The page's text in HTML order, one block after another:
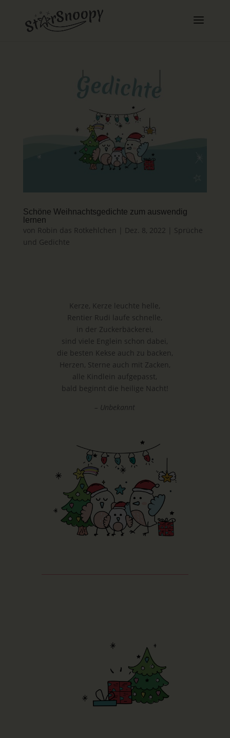
Schöne Weihnachtsgedichte zum auswendig
lernen
von Robin das Rotkehlchen Dez. 8, 2022
Sprüche
und Gedichte
Kerze, Kerze leuchte helle,
Rentier Rudi laufe schnelle,
in der Zuckerbäckerei,
sind viele Englein schon dabei,
die besten Kekse auch zu backen,
Herzen, Sterne auch mit Zacken,
alle Kindlein aufgepasst,
bald beginnt die heilige Nacht!
– Unbekannt